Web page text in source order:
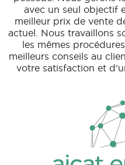
avec un seul objectif
meilleur prix de vente
actuel. Nous travaillons
les mêmes
meilleurs conseils au
votre satisfaction et